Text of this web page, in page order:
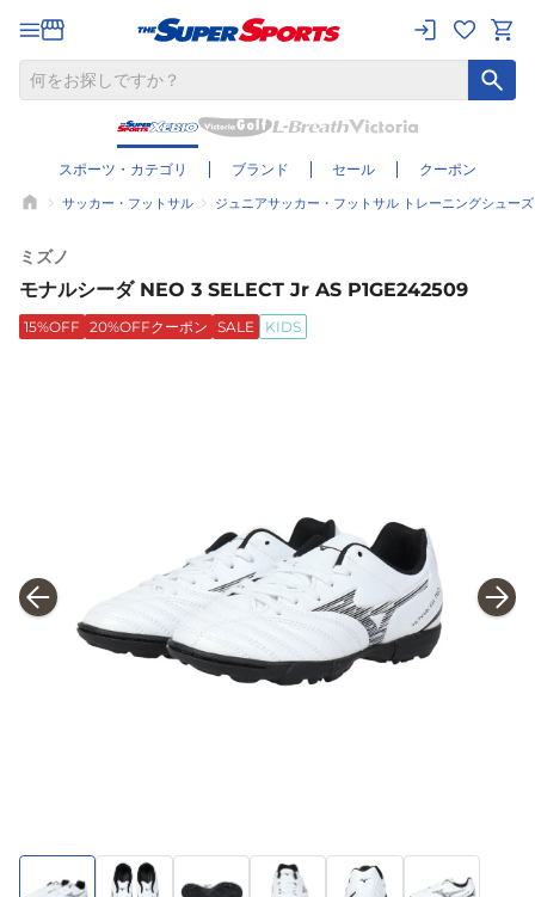
スポーツ・カテゴリ ブランド セール クーポン
サッカー・フットサル ジュニアサッカー・フットサル トレーニングシューズ
ミズノ
モナルシーダ NEO 3 SELECT Jr AS P1GE242509
15%OFF 20%OFFクーポン SALE KIDS